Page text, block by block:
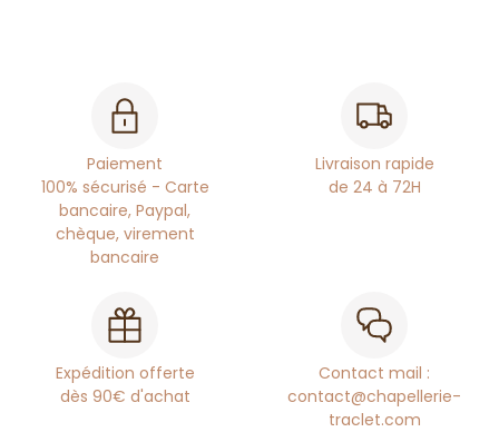
Paiement
100% sécurisé - Carte
bancaire, Paypal,
chèque, virement
bancaire
Livraison rapide
de 24 à 72H
Expédition offerte
dès 90€ d'achat
Contact mail :
contact@chapellerie-
traclet.com